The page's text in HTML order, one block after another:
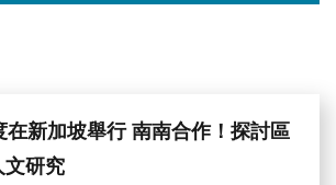
在新加坡舉行 南南合作！探討區
文研究